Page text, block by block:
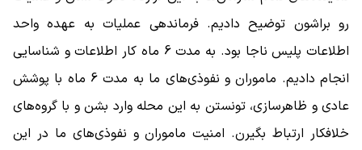
رو براشون توضیح دادیم. فرماندهی عملیات به عهده واحد
اطلاعات پلیس ناجا بود. به مدت 6 ماه کار اطلاعات و شناسایی
انجام دادیم. ماموران و نفوذی‌های ما به مدت 6 ماه با پوشش
عادی و ظاهرسازی، تونستن به این محله وارد بشن و با گروه‌های
خلافکار ارتباط بگیرن. امنیت ماموران و نفوذی‌های ما در این